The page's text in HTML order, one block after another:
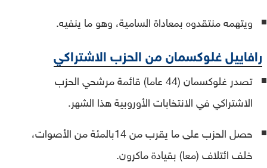
ويتهمه منتقدوه بمعاداة السامية، وهو ما ينفيه.
رافاييل غلوكسمان من الحزب الاشتراكي
تصدر غلوكسمان (44 عاما) قائمة مرشحي الحزب
الاشتراكي في الانتخابات الأوروبية هذا الشهر.
حصل الحزب على ما يقرب من 14بالمئة من الأصوات،
خلف ائتلاف (معا) بقيادة ماكرون.